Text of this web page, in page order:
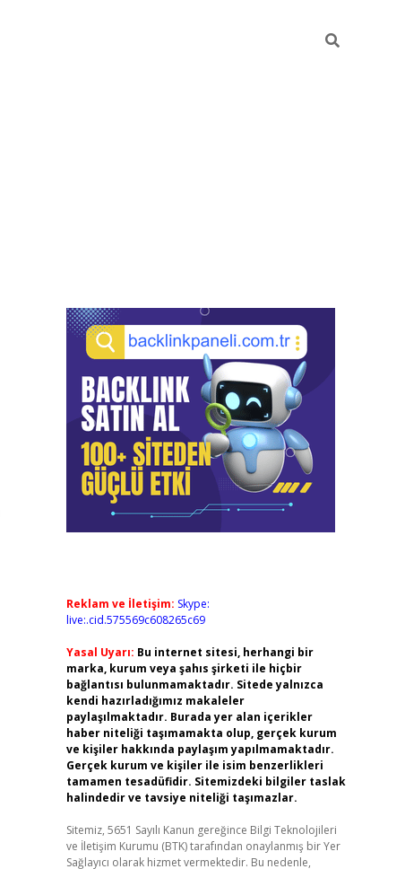
Sidebar
Reklam ve İletişim: Skype:
live:.cid.575569c608265c69
Yasal Uyarı: Bu internet sitesi, herhangi bir
marka, kurum veya şahıs şirketi ile hiçbir
bağlantısı bulunmamaktadır. Sitede yalnızca
kendi hazırladığımız makaleler
paylaşılmaktadır. Burada yer alan içerikler
haber niteliği taşımamakta olup, gerçek kurum
ve kişiler hakkında paylaşım yapılmamaktadır.
Gerçek kurum ve kişiler ile isim benzerlikleri
tamamen tesadüfidir. Sitemizdeki bilgiler taslak
halindedir ve tavsiye niteliği taşımazlar.
Sitemiz, 5651 Sayılı Kanun gereğince Bilgi Teknolojileri
ve İletişim Kurumu (BTK) tarafından onaylanmış bir Yer
Sağlayıcı olarak hizmet vermektedir. Bu nedenle,